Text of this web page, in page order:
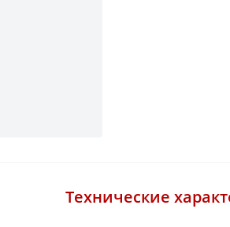
Технические